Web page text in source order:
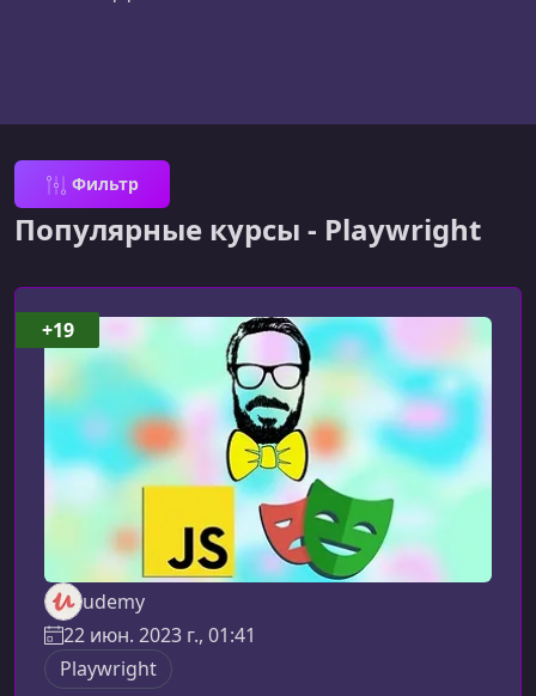
Фильтр
Популярные курсы - Playwright
udemy
22 июн. 2023 г., 01:41
Playwright
+19